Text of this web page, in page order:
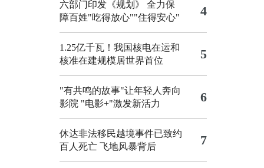
六部门印发《规划》 全力保
障百姓"吃得放心""住得安心"
4
1.25亿千瓦！我国核电在运和
核准在建规模居世界首位
5
"有共鸣的故事"让年轻人奔向
影院 "电影+"激发新活力 6
休达非法移民越境事件已致约
百人死亡 飞地风暴背后 7